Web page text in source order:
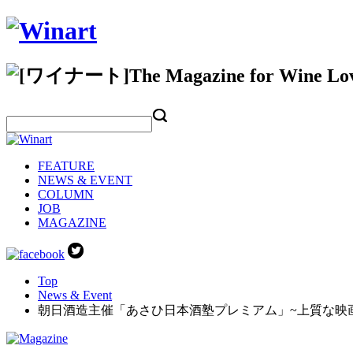
FEATURE
NEWS & EVENT
COLUMN
JOB
MAGAZINE
Top
News & Event
朝日酒造主催「あさひ日本酒塾プレミアム」~上質な